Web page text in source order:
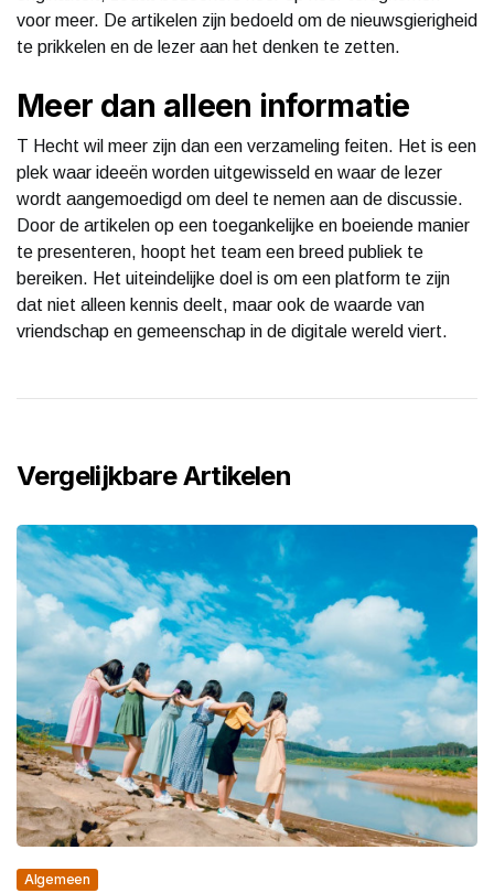
voor meer. De artikelen zijn bedoeld om de nieuwsgierigheid
te prikkelen en de lezer aan het denken te zetten.
Meer dan alleen informatie
T Hecht wil meer zijn dan een verzameling feiten. Het is een
plek waar ideeën worden uitgewisseld en waar de lezer
wordt aangemoedigd om deel te nemen aan de discussie.
Door de artikelen op een toegankelijke en boeiende manier
te presenteren, hoopt het team een breed publiek te
bereiken. Het uiteindelijke doel is om een platform te zijn
dat niet alleen kennis deelt, maar ook de waarde van
vriendschap en gemeenschap in de digitale wereld viert.
Vergelijkbare Artikelen
Algemeen